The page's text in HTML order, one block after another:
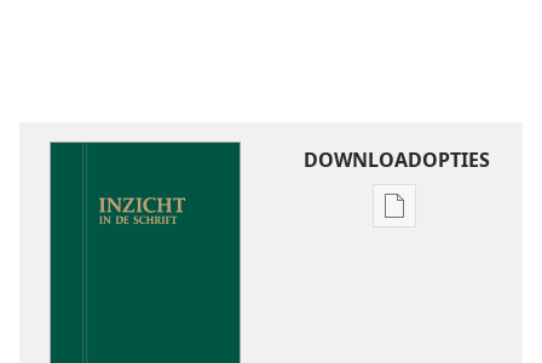
DOWNLOADOPTIES